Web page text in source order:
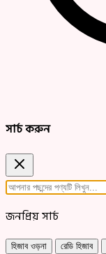
সার্চ করুন
জনপ্রিয় সার্চ
হিজাব ওড়না রেডি হিজাব